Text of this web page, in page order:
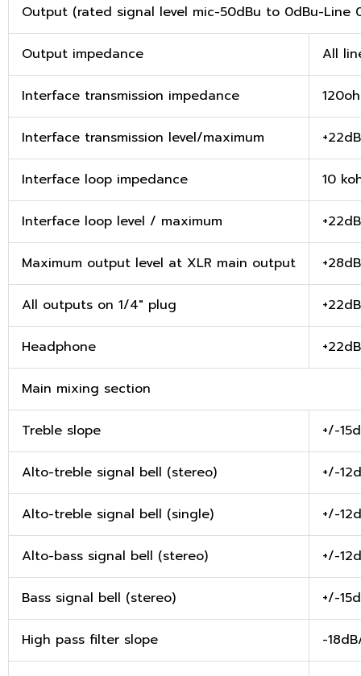
Output (rated signal level mic-50dBu to 0dBu-Line
Output impedance All
Interface transmission impedance
Interface transmission level/maximum
Interface loop impedance 10
Interface loop level / maximum
Maximum output level at XLR main output
All outputs on 1/4″ plug
Headphone
Main mixing section
Treble slope +/-
Alto-treble signal bell (stereo) +/-
Alto-treble signal bell (single) +/-
Alto-bass signal bell (stereo) +/-
Bass signal bell (stereo) +/-
High pass filter slope -